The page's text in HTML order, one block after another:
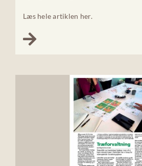
Læs hele artiklen her.